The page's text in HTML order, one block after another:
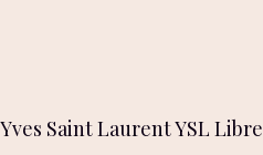
Yves Saint Laurent YSL Libre